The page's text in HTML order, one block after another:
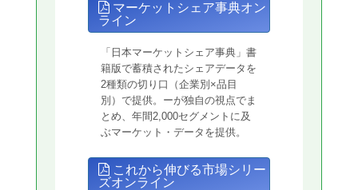
マーケットシェア事典オン
ライン
「日本マーケットシェア事典」書
籍版で蓄積されたシェアデータを
2種類の切り口（企業別×品目
別）で提供。ーが独自の視点でま
とめ、年間2,000セグメントに及
ぶマーケット・データを提供。
これから伸びる市場シリー
ズオンライン